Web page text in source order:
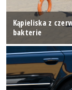
Kąpieliska z
bakterie